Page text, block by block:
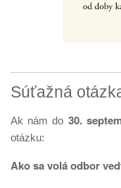
Súťažná
Ak nám do 30.
otázku:
Ako sa volá odbor